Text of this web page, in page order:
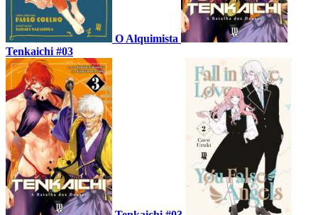
O Alquimista
Tenkaichi #03